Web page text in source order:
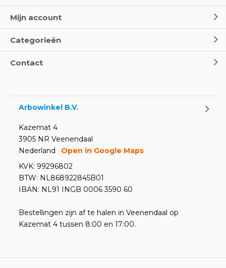
Mijn account
Categorieën
Contact
Arbowinkel B.V.
Kazemat 4
3905 NR Veenendaal
Nederland
Open in Google Maps
KVK: 99296802
BTW: NL868922845B01
IBAN: NL91 INGB 0006 3590 60
Bestellingen zijn af te halen in Veenendaal op
Kazemat 4 tussen 8:00 en 17:00.